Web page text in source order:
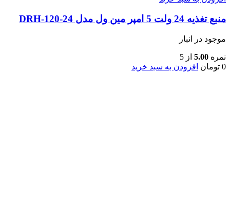
منبع تغذیه 24 ولت 5 امپر مین ول مدل DRH-120-24
موجود در انبار
نمره 5.00 از 5
0 تومان افزودن به سبد خرید